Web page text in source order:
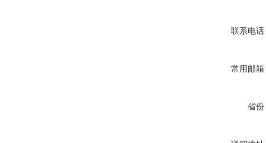
联系电话
常用邮箱
省份